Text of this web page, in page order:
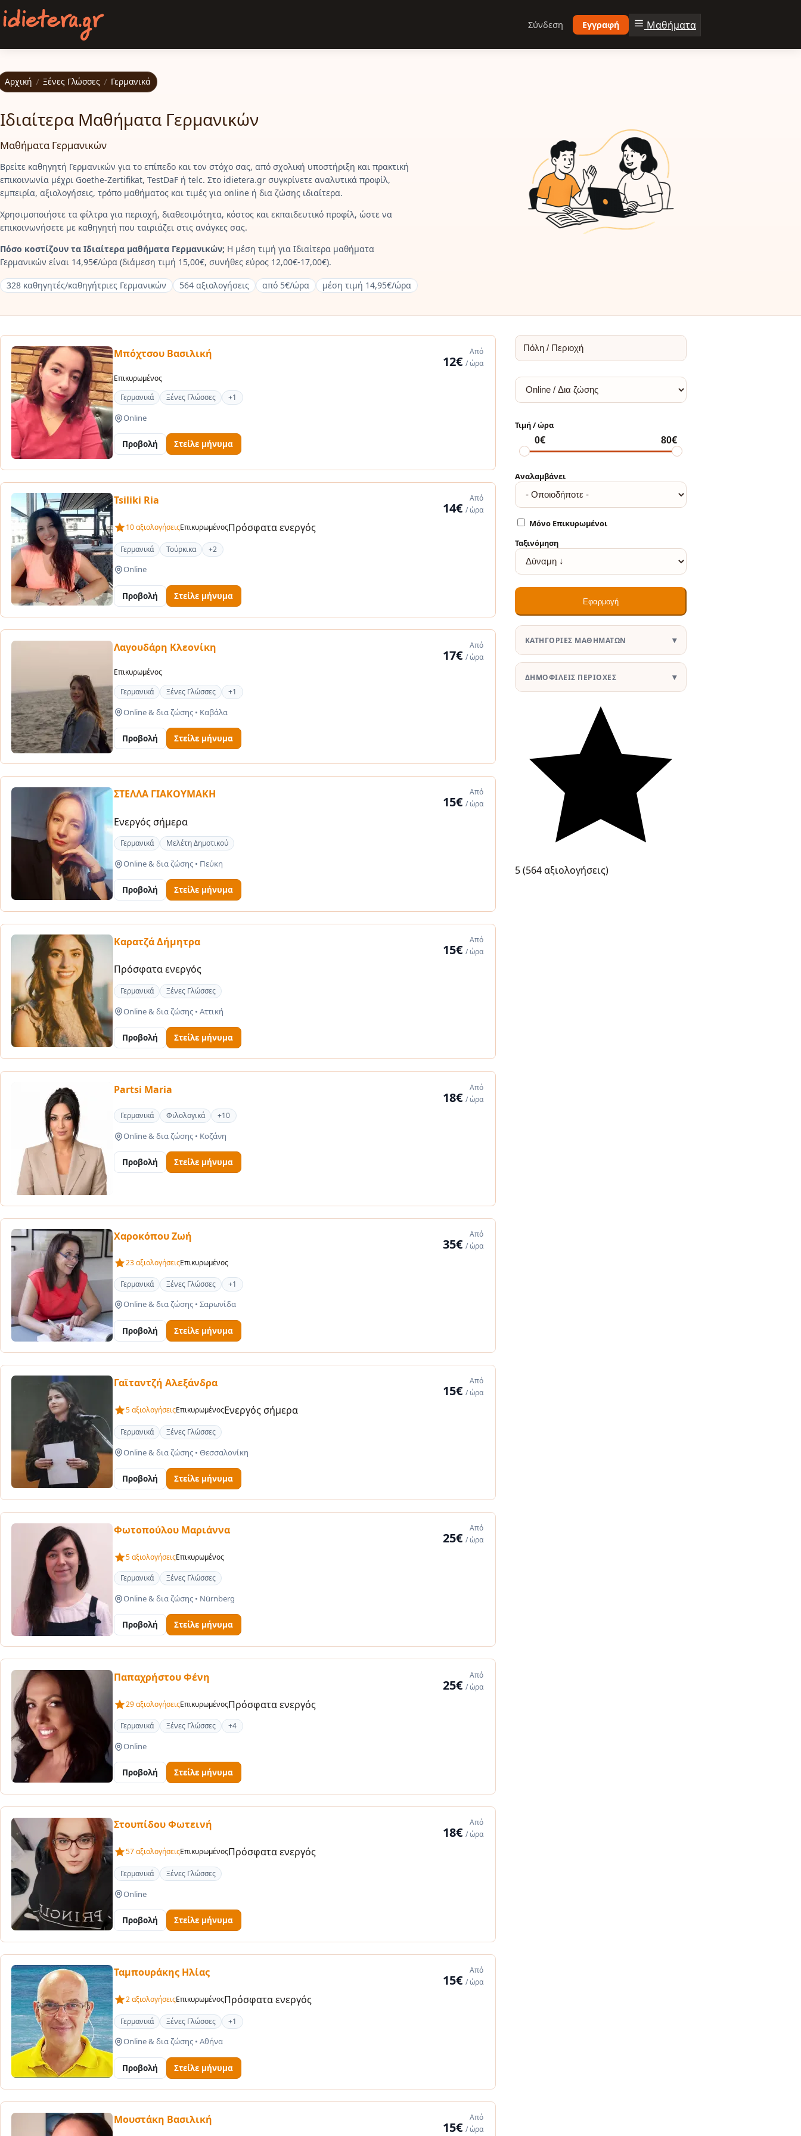
Παράκαμψη προς το κυρίως περιεχόμενο
Σύνδεση Εγγραφή Μαθήματα
Αρχική / Ξένες Γλώσσες / Γερμανικά
Ιδιαίτερα Μαθήματα Γερμανικών
Μαθήματα Γερμανικών
Βρείτε καθηγητή Γερμανικών για το επίπεδο και τον στόχο σας, από σχολική υποστήριξη και πρακτική
επικοινωνία μέχρι Goethe-Zertifikat, TestDaF ή telc. Στο idietera.gr συγκρίνετε αναλυτικά προφίλ,
εμπειρία, αξιολογήσεις, τρόπο μαθήματος και τιμές για online ή δια ζώσης ιδιαίτερα.
Χρησιμοποιήστε τα φίλτρα για περιοχή, διαθεσιμότητα, κόστος και εκπαιδευτικό προφίλ, ώστε να
επικοινωνήσετε με καθηγητή που ταιριάζει στις ανάγκες σας.
Πόσο κοστίζουν τα Ιδιαίτερα μαθήματα Γερμανικών; Η μέση τιμή για Ιδιαίτερα μαθήματα
Γερμανικών είναι 14,95€/ώρα (διάμεση τιμή 15,00€, συνήθες εύρος 12,00€-17,00€).
328 καθηγητές/καθηγήτριες Γερμανικών 564 αξιολογήσεις από 5€/ώρα μέση τιμή 14,95€/ώρα
Μπόχτσου Βασιλική Από
12€/ ώρα
Επικυρωμένος
Γερμανικά
Ξένες Γλώσσες +1
Online
Προβολή Στείλε μήνυμα
Tsiliki Ria Από
14€/ ώρα
10 αξιολογήσειςΕπικυρωμένοςΠρόσφατα ενεργός
Γερμανικά Τούρκικα +2
Online
Προβολή Στείλε μήνυμα
Λαγουδάρη Κλεονίκη Από
17€/ ώρα
Επικυρωμένος
Γερμανικά
Ξένες Γλώσσες +1
Online & δια ζώσης • Καβάλα
Προβολή Στείλε μήνυμα
ΣΤΕΛΛΑ ΓΙΑΚΟΥΜΑΚΗ Από
15€/ ώρα
Ενεργός σήμερα
Γερμανικά Μελέτη Δημοτικού
Online & δια ζώσης • Πεύκη
Προβολή Στείλε μήνυμα
Καρατζά Δήμητρα Από
15€/ ώρα
Πρόσφατα ενεργός
Γερμανικά Ξένες Γλώσσες
Online & δια ζώσης • Αττική
Προβολή Στείλε μήνυμα
Partsi Maria Από
18€/ ώρα
Γερμανικά
Φιλολογικά +10
Online & δια ζώσης • Κοζάνη
Προβολή Στείλε μήνυμα
Χαροκόπου Ζωή Από
35€/ ώρα
23 αξιολογήσειςΕπικυρωμένος
Γερμανικά Ξένες Γλώσσες +1
Online & δια ζώσης • Σαρωνίδα
Προβολή Στείλε μήνυμα
Γαϊταντζή Αλεξάνδρα Από
15€/ ώρα
5 αξιολογήσειςΕπικυρωμένοςΕνεργός σήμερα
Γερμανικά Ξένες Γλώσσες
Online & δια ζώσης • Θεσσαλονίκη
Προβολή Στείλε μήνυμα
Φωτοπούλου Μαριάννα Από
25€/ ώρα
5 αξιολογήσειςΕπικυρωμένος
Γερμανικά Ξένες Γλώσσες
Online & δια ζώσης • Nürnberg
Προβολή Στείλε μήνυμα
Παπαχρήστου Φένη Από
25€/ ώρα
29 αξιολογήσειςΕπικυρωμένοςΠρόσφατα ενεργός
Γερμανικά Ξένες Γλώσσες +4
Online
Προβολή Στείλε μήνυμα
Στουπίδου Φωτεινή Από
18€/ ώρα
57 αξιολογήσειςΕπικυρωμένοςΠρόσφατα ενεργός
Γερμανικά Ξένες Γλώσσες
Online
Προβολή Στείλε μήνυμα
Ταμπουράκης Ηλίας Από
15€/ ώρα
2 αξιολογήσειςΕπικυρωμένοςΠρόσφατα ενεργός
Γερμανικά Ξένες Γλώσσες +1
Online & δια ζώσης • Αθήνα
Προβολή Στείλε μήνυμα
Μουστάκη Βασιλική Από
15€/ ώρα
Αναλαμβάνει
Μόνο Επικυρωμένοι
Ταξινόμηση
ΚΑΤΗΓΟΡΊΕΣ ΜΑΘΗΜΆΤΩΝ
ΔΗΜΟΦΙΛΕΊΣ ΠΕΡΙΟΧΈΣ
5(564 αξιολογήσεις)